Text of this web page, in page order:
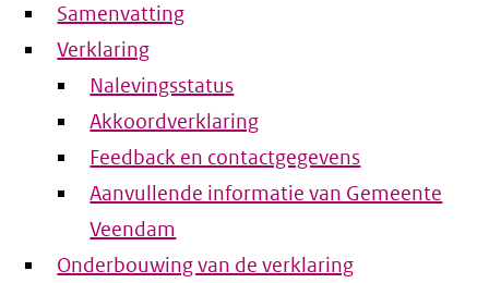
Samenvatting
Verklaring
Nalevingsstatus
Akkoordverklaring
Feedback en contactgegevens
Aanvullende informatie van Gemeente
Veendam
Onderbouwing van de verklaring